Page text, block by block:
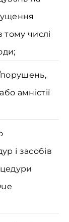
тому числі
порушень,
амністії
і засобів